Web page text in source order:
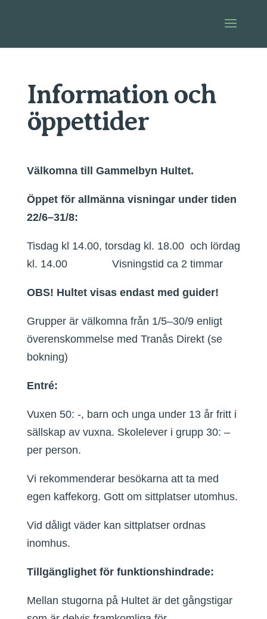
Information och
öppettider
Välkomna till Gammelbyn Hultet.
Öppet för allmänna visningar under tiden
22/6–31/8:
Tisdag kl 14.00, torsdag kl. 18.00 och lördag
kl. 14.00 Visningstid ca 2 timmar
OBS! Hultet visas endast med guider!
Grupper är välkomna från 1/5–30/9 enligt
överenskommelse med Tranås Direkt (se
bokning)
Entré:
Vuxen 50: -, barn och unga under 13 år fritt i
sällskap av vuxna. Skolelever i grupp 30: –
per person.
Vi rekommenderar besökarna att ta med
egen kaffekorg. Gott om sittplatser utomhus.
Vid dåligt väder kan sittplatser ordnas
inomhus.
Tillgänglighet för funktionshindrade:
Mellan stugorna på Hultet är det gångstigar